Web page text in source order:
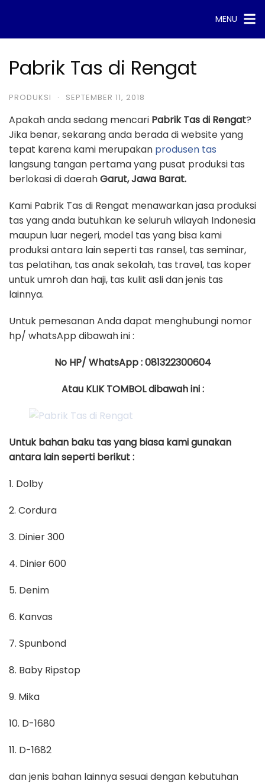
content
MENU
Pabrik Tas di Rengat
PRODUKSI · SEPTEMBER 11, 2018
Apakah anda sedang mencari Pabrik Tas di Rengat?
Jika benar, sekarang anda berada di website yang
tepat karena kami merupakan produsen tas
langsung tangan pertama yang pusat produksi tas
berlokasi di daerahGarut, Jawa Barat.
Kami Pabrik Tas di Rengat menawarkan jasa produksi
tas yang anda butuhkan ke seluruh wilayah Indonesia
maupun luar negeri, model tas yang bisa kami
produksi antara lain seperti tas ransel, tas seminar,
tas pelatihan, tas anak sekolah, tas travel, tas koper
untuk umroh dan haji, tas kulit asli dan jenis tas
lainnya.
Untuk pemesanan Anda dapat menghubungi nomor
hp/ whatsApp dibawah ini :
No HP/ WhatsApp : 081322300604
Atau KLIK TOMBOL dibawah ini :
Untuk bahan baku tas yang biasa kami gunakan
antara lain seperti berikut :
1. Dolby
2. Cordura
3. Dinier 300
4. Dinier 600
5. Denim
6. Kanvas
7. Spunbond
8. Baby Ripstop
9. Mika
10. D-1680
11. D-1682
dan jenis bahan lainnya sesuai dengan kebutuhan